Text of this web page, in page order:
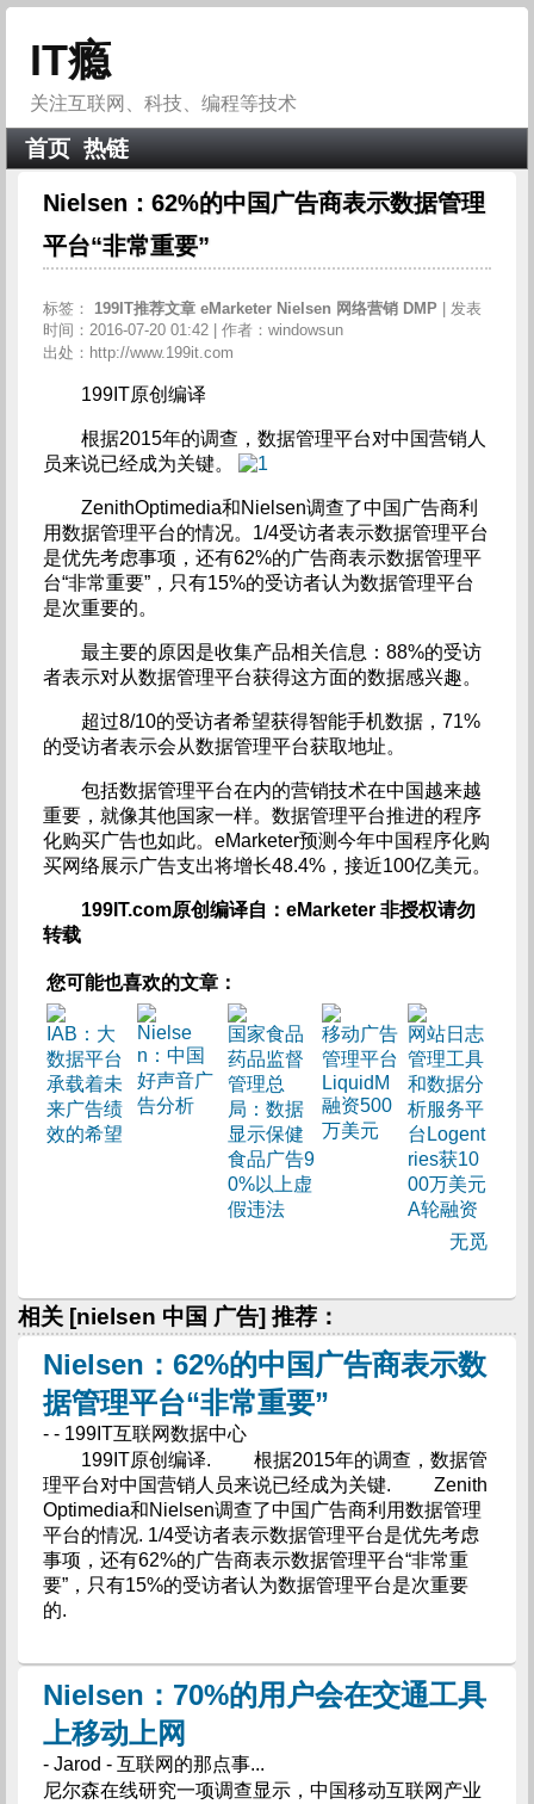
IT瘾
关注互联网、科技、编程等技术
首页 热链
Nielsen：62%的中国广告商表示数据管理
平台“非常重要”
标签： 199IT推荐文章 eMarketer Nielsen 网络营销 DMP
| 发表
时间：2016-07-20 01:42 | 作者：windowsun
出处：http://www.199it.com
199IT原创编译
根据2015年的调查，数据管理平台对中国营销人
员来说已经成为关键。
ZenithOptimedia和Nielsen调查了中国广告商利
用数据管理平台的情况。1/4受访者表示数据管理平台
是优先考虑事项，还有62%的广告商表示数据管理平
台“非常重要”，只有15%的受访者认为数据管理平台
是次重要的。
最主要的原因是收集产品相关信息：88%的受访
者表示对从数据管理平台获得这方面的数据感兴趣。
超过8/10的受访者希望获得智能手机数据，71%
的受访者表示会从数据管理平台获取地址。
包括数据管理平台在内的营销技术在中国越来越
重要，就像其他国家一样。数据管理平台推进的程序
化购买广告也如此。eMarketer预测今年中国程序化购
买网络展示广告支出将增长48.4%，接近100亿美元。
199IT.com原创编译自：eMarketer 非授权请勿
转载
您可能也喜欢的文章：
IAB：大
数据平台
承载着未
来广告绩
效的希望
Nielse
n：中国
好声音广
告分析
国家食品
药品监督
管理总
局：数据
显示保健
食品广告9
0%以上虚
假违法
移动广告
管理平台
LiquidM
融资500
万美元
网站日志
管理工具
和数据分
析服务平
台Logent
ries获10
00万美元
A轮融资
无觅
相关 [nielsen 中国 广告] 推荐：
Nielsen：62%的中国广告商表示数
据管理平台“非常重要”
- - 199IT互联网数据中心
199IT原创编译. 根据2015年的调查，数据管
理平台对中国营销人员来说已经成为关键. Zenith
Optimedia和Nielsen调查了中国广告商利用数据管理
平台的情况. 1/4受访者表示数据管理平台是优先考虑
事项，还有62%的广告商表示数据管理平台“非常重
要”，只有15%的受访者认为数据管理平台是次重要
的.
Nielsen：70%的用户会在交通工具
上移动上网
- Jarod - 互联网的那点事...
尼尔森在线研究一项调查显示，中国移动互联网产业